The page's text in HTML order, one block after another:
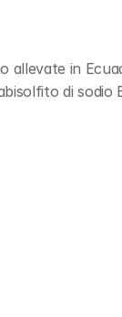
allevate in
di sodio